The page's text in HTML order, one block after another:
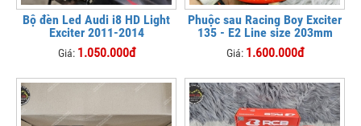
Bộ đèn Led Audi i8 HD Light
Exciter 2011-2014
Giá: 1.050.000đ
Phuộc sau Racing Boy Exciter
135 - E2 Line size 203mm
Giá: 1.600.000đ